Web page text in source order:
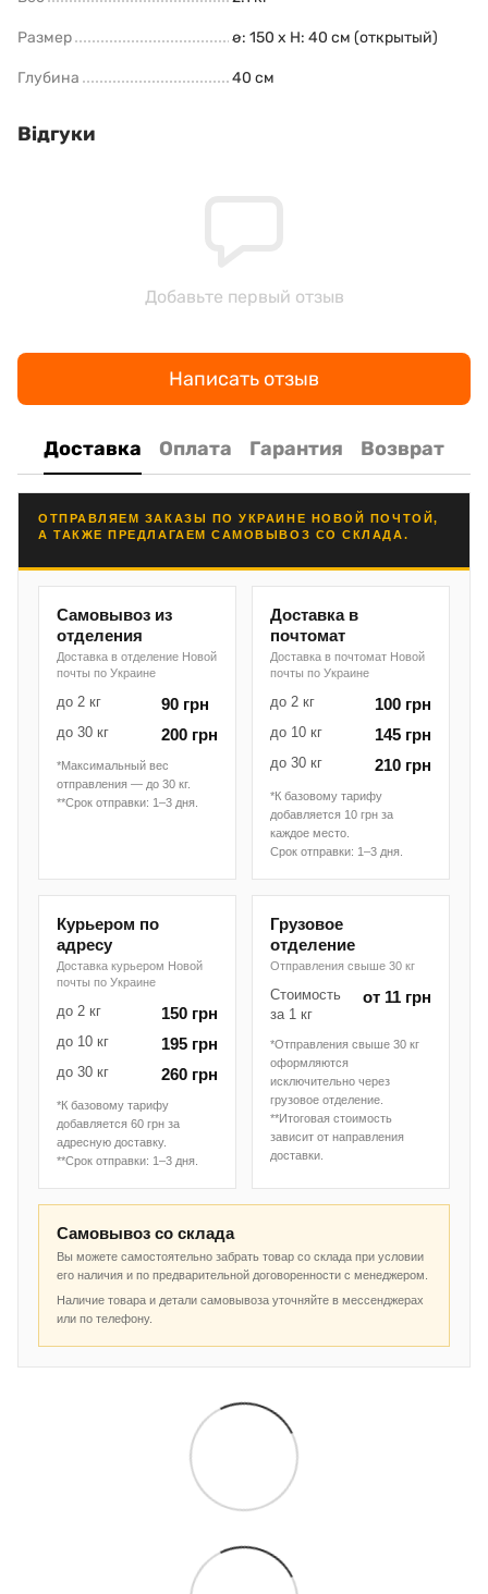
Размер ø: 150 x H: 40 cм (открытый)
Глубина 40 cм
Відгуки
Добавьте первый отзыв
Написать отзыв
Доставка Оплата Гарантия Возврат
ОТПРАВЛЯЕМ ЗАКАЗЫ ПО УКРАИНЕ НОВОЙ ПОЧТОЙ,
А ТАКЖЕ ПРЕДЛАГАЕМ САМОВЫВОЗ СО СКЛАДА.
Самовывоз из
отделения
Доставка в отделение Новой
почты по Украине
до 2 кг 90 грн
до 30 кг 200 грн
*Максимальный вес
отправления — до 30 кг.
**Срок отправки: 1–3 дня.
Доставка в
почтомат
Доставка в почтомат Новой
почты по Украине
до 2 кг 100 грн
до 10 кг 145 грн
до 30 кг 210 грн
*К базовому тарифу
добавляется 10 грн за
каждое место.
Срок отправки: 1–3 дня.
Курьером по
адресу
Доставка курьером Новой
почты по Украине
до 2 кг 150 грн
до 10 кг 195 грн
до 30 кг 260 грн
*К базовому тарифу
добавляется 60 грн за
адресную доставку.
**Срок отправки: 1–3 дня.
Грузовое
отделение
Отправления свыше 30 кг
Стоимость
за 1 кг
от 11 грн
*Отправления свыше 30 кг
оформляются
исключительно через
грузовое отделение.
**Итоговая стоимость
зависит от направления
доставки.
Самовывоз со склада
Вы можете самостоятельно забрать товар со склада при условии
его наличия и по предварительной договоренности с менеджером.
Наличие товара и детали самовывоза уточняйте в мессенджерах
или по телефону.